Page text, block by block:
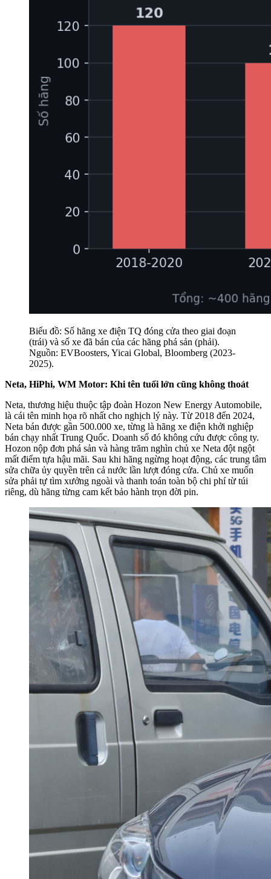
Biểu đồ: Số hãng xe điện TQ đóng cửa theo giai đoạn
(trái) và số xe đã bán của các hãng phá sản (phải).
Nguồn: EVBoosters, Yicai Global, Bloomberg (2023-
2025).
Neta, HiPhi, WM Motor: Khi tên tuổi lớn cũng không thoát
Neta, thương hiệu thuộc tập đoàn Hozon New Energy Automobile,
là cái tên minh họa rõ nhất cho nghịch lý này. Từ 2018 đến 2024,
Neta bán được gần 500.000 xe, từng là hãng xe điện khởi nghiệp
bán chạy nhất Trung Quốc. Doanh số đó không cứu được công ty.
Hozon nộp đơn phá sản và hàng trăm nghìn chủ xe Neta đột ngột
mất điểm tựa hậu mãi. Sau khi hãng ngừng hoạt động, các trung tâm
sửa chữa ủy quyền trên cả nước lần lượt đóng cửa. Chủ xe muốn
sửa phải tự tìm xưởng ngoài và thanh toán toàn bộ chi phí từ túi
riêng, dù hãng từng cam kết bảo hành trọn đời pin.